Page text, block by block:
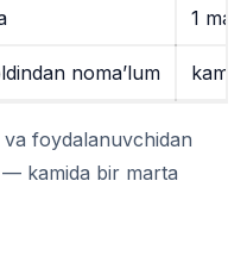
1
noma’lum
va foydalanuvchidan
— kamida bir marta